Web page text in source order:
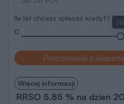
Ile lat chcesz spłacać kredyt?
0
20
Porozmawiaj z
Więcej informacji
RRSO 5.85 % na dzień